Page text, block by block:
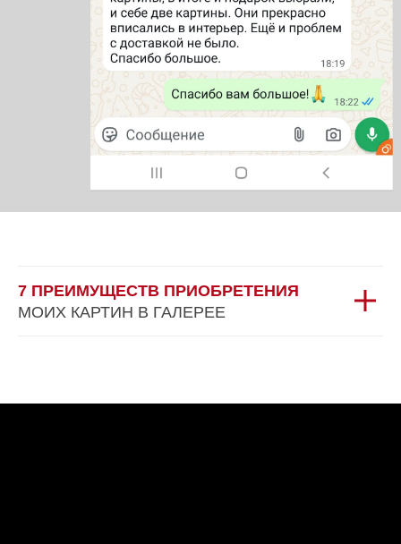
7 ПРЕИМУЩЕСТВ ПРИОБРЕТЕНИЯ
МОИХ КАРТИН В ГАЛЕРЕЕ